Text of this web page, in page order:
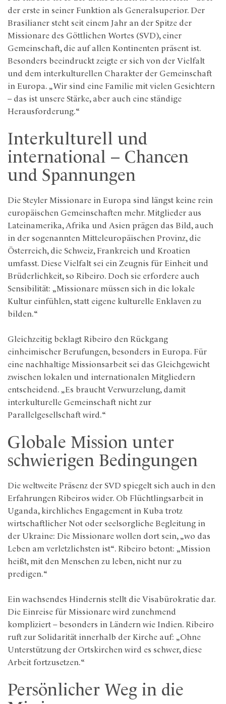
der erste in seiner Funktion als Generalsuperior. Der
Brasilianer steht seit einem Jahr an der Spitze der
Missionare des Göttlichen Wortes (SVD), einer
Gemeinschaft, die auf allen Kontinenten präsent ist.
Besonders beeindruckt zeigte er sich von der Vielfalt
und dem interkulturellen Charakter der Gemeinschaft
in Europa. „Wir sind eine Familie mit vielen Gesichtern
– das ist unsere Stärke, aber auch eine ständige
Herausforderung.“
Interkulturell und
international – Chancen
und Spannungen
Die Steyler Missionare in Europa sind längst keine rein
europäischen Gemeinschaften mehr. Mitglieder aus
Lateinamerika, Afrika und Asien prägen das Bild, auch
in der sogenannten Mitteleuropäischen Provinz, die
Österreich, die Schweiz, Frankreich und Kroatien
umfasst. Diese Vielfalt sei ein Zeugnis für Einheit und
Brüderlichkeit, so Ribeiro. Doch sie erfordere auch
Sensibilität: „Missionare müssen sich in die lokale
Kultur einfühlen, statt eigene kulturelle Enklaven zu
bilden.“
Gleichzeitig beklagt Ribeiro den Rückgang
einheimischer Berufungen, besonders in Europa. Für
eine nachhaltige Missionsarbeit sei das Gleichgewicht
zwischen lokalen und internationalen Mitgliedern
entscheidend. „Es braucht Verwurzelung, damit
interkulturelle Gemeinschaft nicht zur
Parallelgesellschaft wird.“
Globale Mission unter
schwierigen Bedingungen
Die weltweite Präsenz der SVD spiegelt sich auch in den
Erfahrungen Ribeiros wider. Ob Flüchtlingsarbeit in
Uganda, kirchliches Engagement in Kuba trotz
wirtschaftlicher Not oder seelsorgliche Begleitung in
der Ukraine: Die Missionare wollen dort sein, „wo das
Leben am verletzlichsten ist“. Ribeiro betont: „Mission
heißt, mit den Menschen zu leben, nicht nur zu
predigen.“
Ein wachsendes Hindernis stellt die Visabürokratie dar.
Die Einreise für Missionare wird zunehmend
kompliziert – besonders in Ländern wie Indien. Ribeiro
ruft zur Solidarität innerhalb der Kirche auf: „Ohne
Unterstützung der Ortskirchen wird es schwer, diese
Arbeit fortzusetzen.“
Persönlicher Weg in die